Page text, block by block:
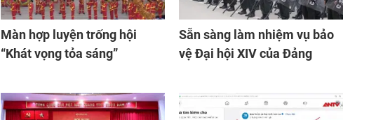
Màn hợp luyện trống hội
“Khát vọng tỏa sáng”
Sẵn sàng làm nhiệm vụ bảo
vệ Đại hội XIV của Đảng